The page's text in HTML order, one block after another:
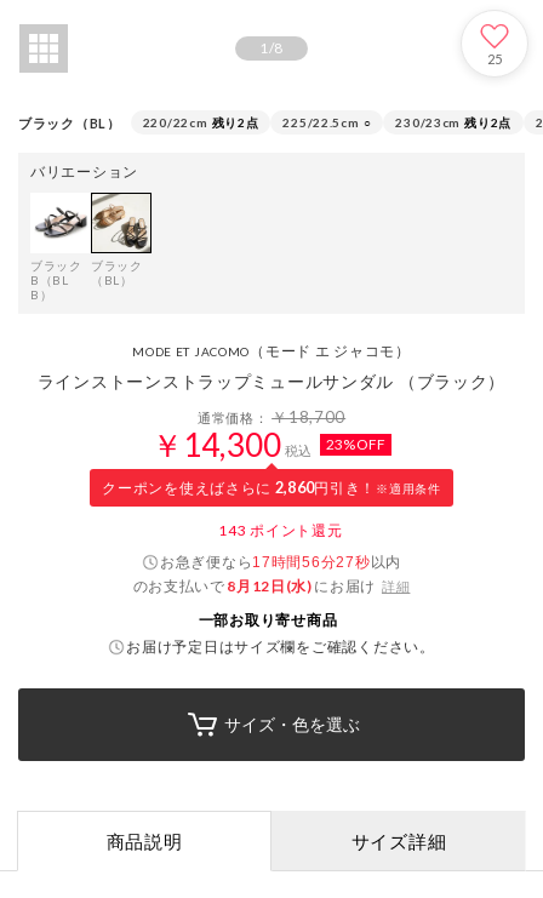
1/8
25
ブラック（BL） 220/22cm 残り2点 225/22.5cm ○ 230/23cm 残り2点
バリエーション
ブラック
B（BL
B）
ブラック
（BL）
MODE ET JACOMO （モード エ ジャコモ）
ラインストーンストラップミュールサンダル （ブラック）
通常価格：￥18,700
￥14,300 税込 23%OFF
クーポンを使えばさらに 2,860円引き！ ※適用条件
143 ポイント還元
お急ぎ便なら 17時間56分26秒以内
のお支払いで 8月12日(水) にお届け 詳細
一部お取り寄せ商品
お届け予定日はサイズ欄をご確認ください。
サイズ・色を選ぶ
商品説明 サイズ詳細